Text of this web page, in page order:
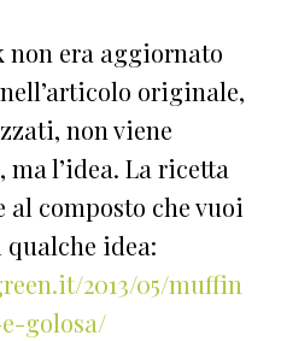
era aggiornato
nell’articolo originale,
non viene
l’idea. La ricetta
composto che vuoi
idea:
2013/05/muffin
golosa/